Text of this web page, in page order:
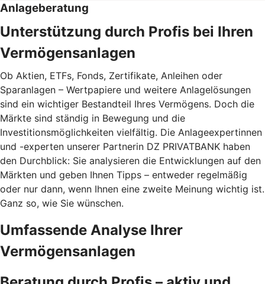
Anlageberatung
Unterstützung durch Profis bei Ihren
Vermögensanlagen
Ob Aktien, ETFs, Fonds, Zertifikate, Anleihen oder
Sparanlagen – Wertpapiere und weitere Anlagelösungen
sind ein wichtiger Bestandteil Ihres Vermögens. Doch die
Märkte sind ständig in Bewegung und die
Investitionsmöglichkeiten vielfältig. Die Anlageexpertinnen
und -experten unserer Partnerin DZ PRIVATBANK haben
den Durchblick: Sie analysieren die Entwicklungen auf den
Märkten und geben Ihnen Tipps – entweder regelmäßig
oder nur dann, wenn Ihnen eine zweite Meinung wichtig ist.
Ganz so, wie Sie wünschen.
Umfassende Analyse Ihrer
Vermögensanlagen